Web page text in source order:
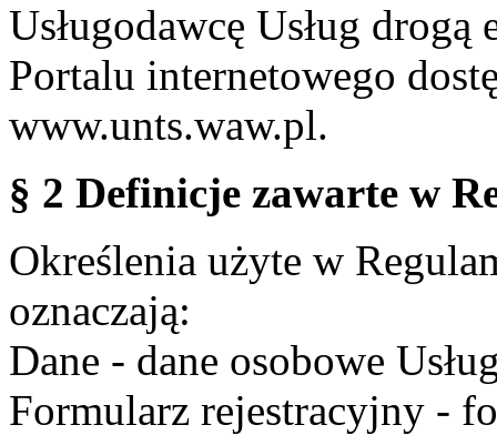
Usługodawcę Usług
Portalu internetowego
www.unts.waw.pl.
§ 2 Definicje zawarte w
Określenia użyte w
oznaczają:
Dane - dane osobowe
Formularz rejestracyjny -